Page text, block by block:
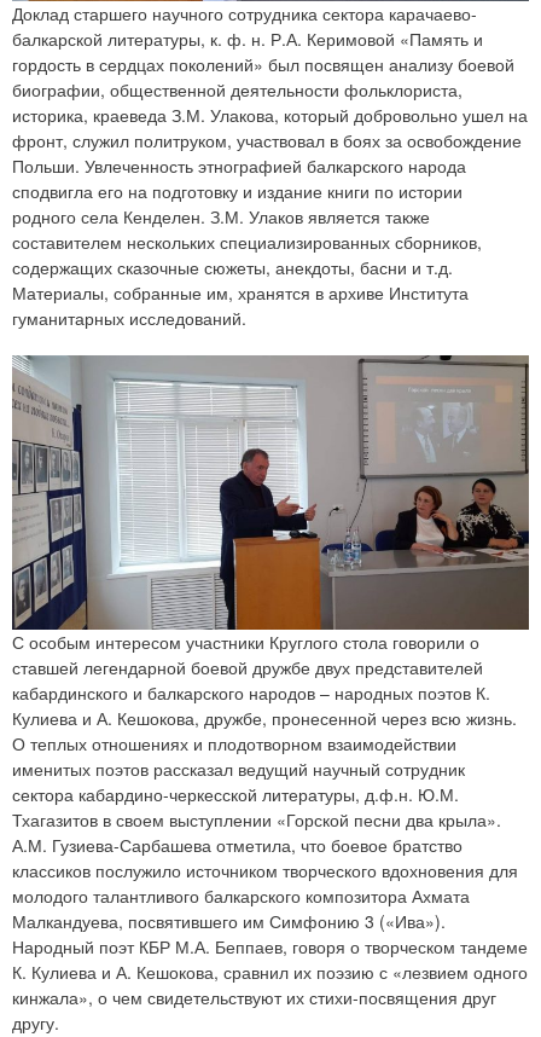
Доклад старшего научного сотрудника сектора карачаево-
балкарской литературы, к. ф. н. Р.А. Керимовой «Память и
гордость в сердцах поколений» был посвящен анализу боевой
биографии, общественной деятельности фольклориста,
историка, краеведа З.М. Улакова, который добровольно ушел на
фронт, служил политруком, участвовал в боях за освобождение
Польши. Увлеченность этнографией балкарского народа
сподвигла его на подготовку и издание книги по истории
родного села Кенделен. З.М. Улаков является также
составителем нескольких специализированных сборников,
содержащих сказочные сюжеты, анекдоты, басни и т.д.
Материалы, собранные им, хранятся в архиве Института
гуманитарных исследований.
С особым интересом участники Круглого стола говорили о
ставшей легендарной боевой дружбе двух представителей
кабардинского и балкарского народов – народных поэтов К.
Кулиева и А. Кешокова, дружбе, пронесенной через всю жизнь.
О теплых отношениях и плодотворном взаимодействии
именитых поэтов рассказал ведущий научный сотрудник
сектора кабардино-черкесской литературы, д.ф.н. Ю.М.
Тхагазитов в своем выступлении «Горской песни два крыла».
А.М. Гузиева-Сарбашева отметила, что боевое братство
классиков послужило источником творческого вдохновения для
молодого талантливого балкарского композитора Ахмата
Малкандуева, посвятившего им Симфонию 3 («Ива»).
Народный поэт КБР М.А. Беппаев, говоря о творческом тандеме
К. Кулиева и А. Кешокова, сравнил их поэзию с «лезвием одного
кинжала», о чем свидетельствуют их стихи-посвящения друг
другу.